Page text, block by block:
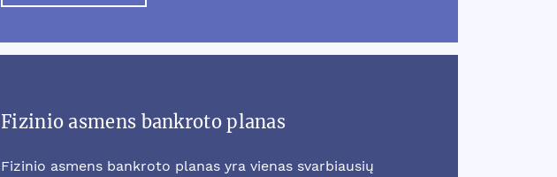
Fizinio asmens bankroto planas
Fizinio asmens bankroto planas yra vienas svarbiausių